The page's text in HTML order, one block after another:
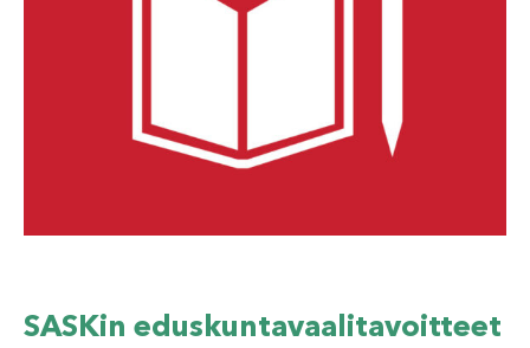
SASKin eduskuntavaalitavoitteet